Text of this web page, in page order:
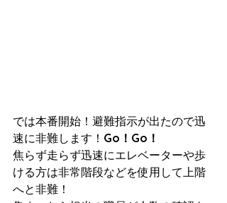
では本番開始！避難指示が出たので迅
速に非難します！ Go！Go！
焦らず走らず迅速にエレベーターや歩
ける方は非常階段などを使用して上階
へと非難！